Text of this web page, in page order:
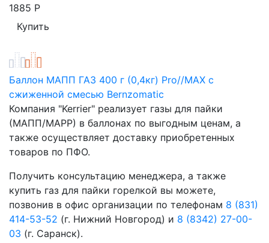
1885 Р
Баллон МАПП ГАЗ 400 г (0,4кг) Pro//MAX с
сжиженной смесью Bernzomatic
Компания "Kerrier" реализует газы для пайки
(МАПП/MAPР) в баллонах по выгодным ценам, а
также осуществляет доставку приобретенных
товаров по ПФО.
Получить консультацию менеджера, а также
купить газ для пайки горелкой вы можете,
позвонив в офис организации по телефонам 8 (831)
414-53-52 (г. Нижний Новгород) и 8 (8342) 27-00-
03 (г. Саранск).